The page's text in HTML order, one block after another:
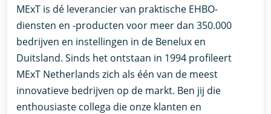
MExT is dé leverancier van praktische EHBO-
diensten en -producten voor meer dan 350.000
bedrijven en instellingen in de Benelux en
Duitsland. Sinds het ontstaan in 1994 profileert
MExT Netherlands zich als één van de meest
innovatieve bedrijven op de markt. Ben jij die
enthousiaste collega die onze klanten en